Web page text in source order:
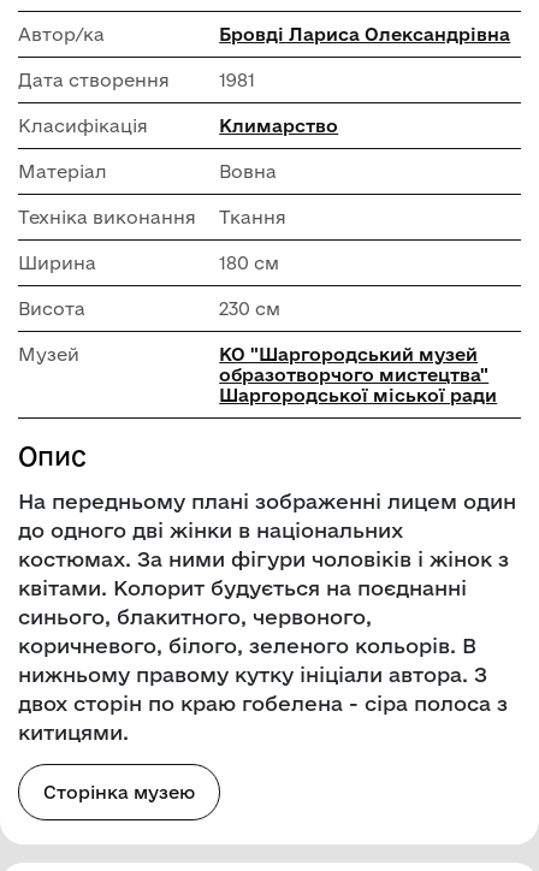
Автор/ка Бровді Лариса Олександрівна
Дата створення 1981
Класифікація Климарство
Матеріал Вовна
Техніка виконання Ткання
Ширина 180 см
Висота 230 см
Музей
КО "Шаргородський музей
образотворчого мистецтва"
Шаргородської міської ради
Опис
На передньому плані зображенні лицем один
до одного дві жінки в національних
костюмах. За ними фігури чоловіків і жінок з
квітами. Колорит будується на поєднанні
синього, блакитного, червоного,
коричневого, білого, зеленого кольорів. В
нижньому правому кутку ініціали автора. З
двох сторін по краю гобелена - сіра полоса з
китицями.
Сторінка музею